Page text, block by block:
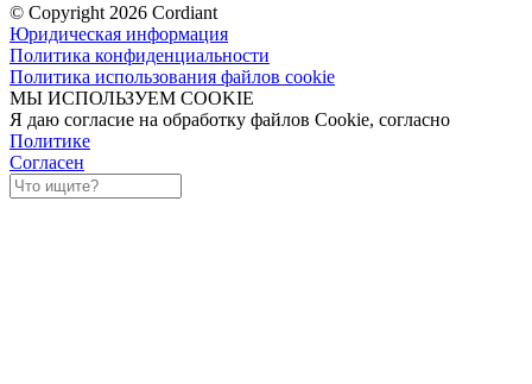
© Copyright 2026 Cordiant
Юридическая информация
Политика конфиденциальности
Политика использования файлов cookie
МЫ ИСПОЛЬЗУЕМ COOKIE
Я даю согласие на обработку файлов Cookie, согласно
Политике
Согласен